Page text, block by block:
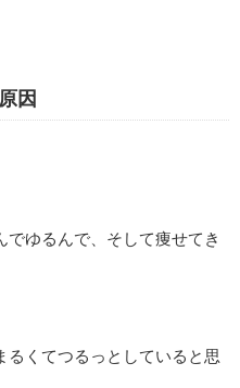
因
ゆるんで、そして痩せてき
るくてつるっとしていると思